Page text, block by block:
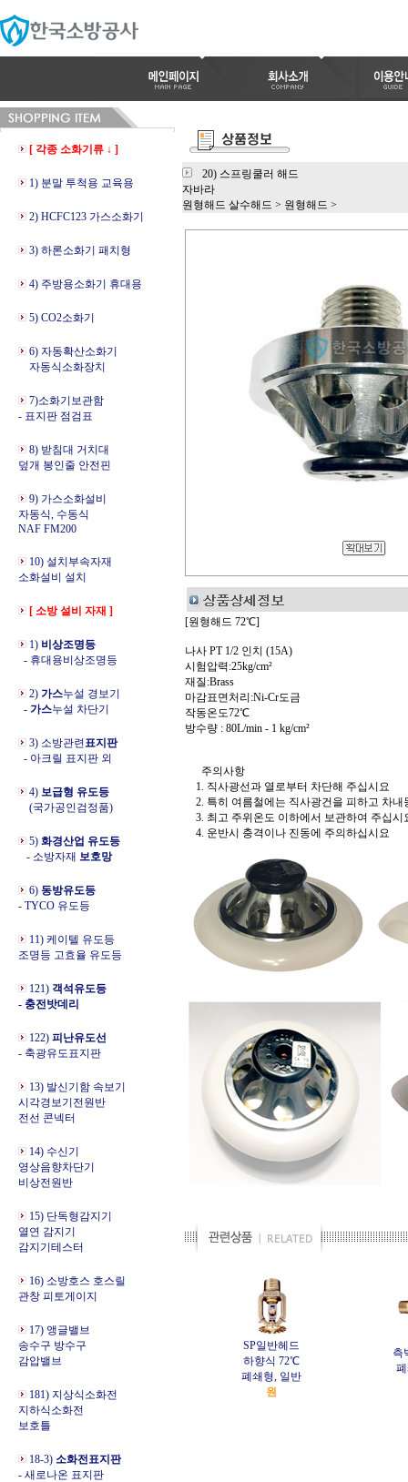
[ 각종 소화기류 ↓ ]
1) 분말 투척용 교육용
2) HCFC123 가스소화기
3) 하론소화기 패치형
4) 주방용소화기 휴대용
5) CO2소화기
6) 자동확산소화기
자동식소화장치
7)소화기보관함
- 표지판 점검표
8) 받침대 거치대
덮개 봉인줄 안전핀
9) 가스소화설비
자동식, 수동식
NAF FM200
10) 설치부속자재
소화설비 설치
[ 소방 설비 자재 ]
1) 비상조명등
- 휴대용비상조명등
2) 가스누설 경보기
- 가스누설 차단기
3) 소방관련 표지판
- 아크릴 표지판 외
4) 보급형 유도등
(국가공인검정품)
5) 화경산업 유도등
- 소방자재 보호망
6) 동방유도등
- TYCO 유도등
11) 케이텔 유도등
조명등 고효율 유도등
121) 객석유도등
- 충전밧데리
122) 피난유도선
- 축광유도표지판
13) 발신기함 속보기
시각경보기전원반
전선 콘넥터
14) 수신기
영상음향차단기
비상전원반
15) 단독형감지기
열연 감지기
감지기테스터
16) 소방호스 호스릴
관창 피토게이지
17) 앵글밸브
송수구 방수구
감압밸브
181) 지상식소화전
지하식소화전
보호틀
18-3) 소화전표지판
- 새로나온 표지판
20) 스프링쿨러 해드
자바라
원형해드 살수해드 > 원형해드 >
[원형해드 72℃]
나사 PT 1/2 인치 (15A)
시험압력:25kg/cm²
재질:Brass
마감표면처리:Ni-Cr도금
작동온도72℃
방수량 : 80L/min - 1 kg/cm²
주의사항
1. 직사광선과 열로부터 차단해 주십시요
2. 특히 여름철에는 직사광건을 피하고 차내
3. 최고 주위온도 이하에서 보관하여 주십시
4. 운반시 충격이나 진동에 주의하십시요
SP일반헤드
하향식 72℃
폐쇄형, 일반
측
원